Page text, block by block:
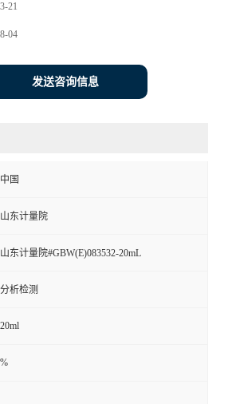
21
04
发送咨询信息
中国
山东计量院
山东计量院#GBW(E)083532-20mL
分析检测
20ml
%